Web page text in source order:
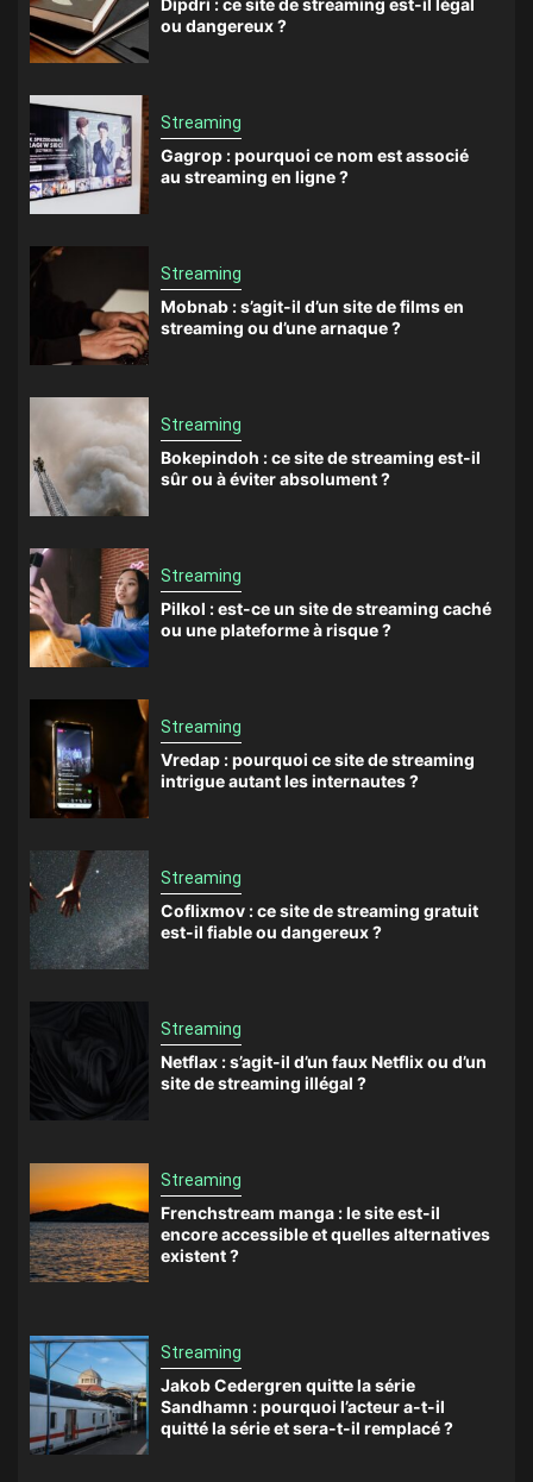
Dipdri : ce site de streaming est-il légal
ou dangereux ?
Streaming
Gagrop : pourquoi ce nom est associé
au streaming en ligne ?
Streaming
Mobnab : s’agit-il d’un site de films en
streaming ou d’une arnaque ?
Streaming
Bokepindoh : ce site de streaming est-il
sûr ou à éviter absolument ?
Streaming
Pilkol : est-ce un site de streaming caché
ou une plateforme à risque ?
Streaming
Vredap : pourquoi ce site de streaming
intrigue autant les internautes ?
Streaming
Coflixmov : ce site de streaming gratuit
est-il fiable ou dangereux ?
Streaming
Netflax : s’agit-il d’un faux Netflix ou d’un
site de streaming illégal ?
Streaming
Frenchstream manga : le site est-il
encore accessible et quelles alternatives
existent ?
Streaming
Jakob Cedergren quitte la série
Sandhamn : pourquoi l’acteur a-t-il
quitté la série et sera-t-il remplacé ?